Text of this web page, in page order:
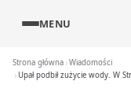
MENU
Strona główna Wiadomości
Upał podbił zużycie wody. W